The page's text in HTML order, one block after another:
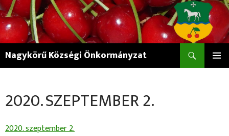
Nagykörű Községi Önkormányzat
2020. SZEPTEMBER 2.
2020. szeptember 2.